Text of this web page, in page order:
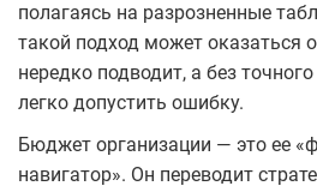
полагаясь на разрозненные
такой подход может оказаться
нередко подводит, а без
легко допустить ошибку.
Бюджет организации — это ее
навигатор». Он переводит